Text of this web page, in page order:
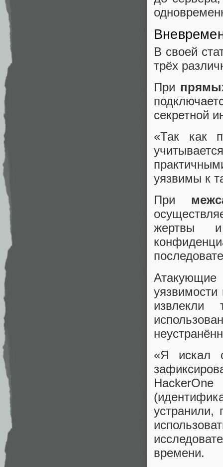
В своей
трёх
При
секретной
«Так как
уязвимы к
При
жертвы
«Я искал
устранили,
времени.